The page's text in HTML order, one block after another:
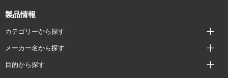
製品情報
カテゴリーから探す
メーカー名から探す
目的から探す